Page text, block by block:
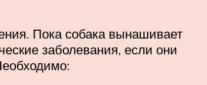
Пока собака вынашивает
заболевания, если они